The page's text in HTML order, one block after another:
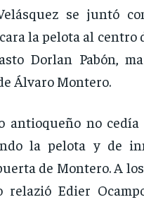
se juntó
la pelota al centro
Dorlan Pabón,
Álvaro Montero.
antioqueño no
la pelota y de
de Montero. A
relazió Edier